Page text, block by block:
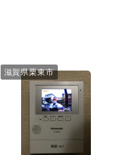
滋賀県栗東市